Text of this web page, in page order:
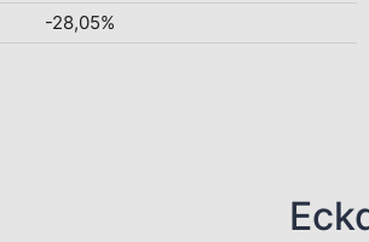
-28,05%